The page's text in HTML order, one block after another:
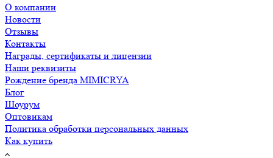
О компании
Новости
Отзывы
Контакты
Награды, сертификаты и лицензии
Наши реквизиты
Рождение бренда MIMICRYA
Блог
Шоурум
Оптовикам
Политика обработки персональных данных
Как купить